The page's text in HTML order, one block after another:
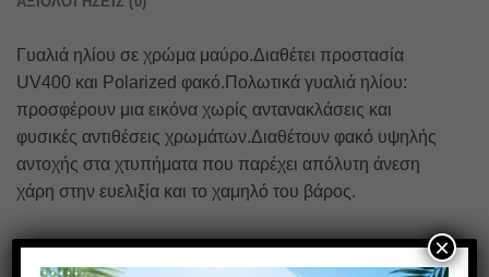
Γυαλιά ηλίου σε χρώμα μαύρο.Διαθέτει προστασία
UV400 και Polarized φακό.Πολωτικά γυαλιά ηλίου:
προσφέρουν μια εικόνα χωρίς αντανακλάσεις και
φυσικές αντιθέσεις χρωμάτων.Διαθέτουν φακό υψηλής
αντοχής στα χτυπήματα που παρέχει απόλυτη άνεση
χάρη στην ευελιξία και το χαμηλό του βάρος.
×